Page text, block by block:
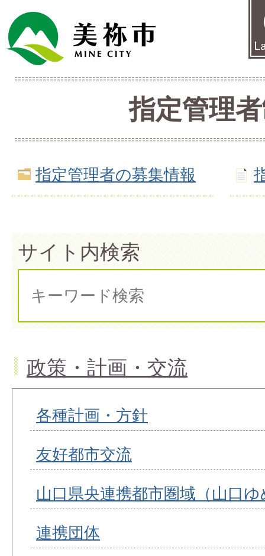
指定管理
指定管理者の募集情報
サイト内検索
政策・計画・交流
各種計画・方針
友好都市交流
山口県央連携都市圏域（山口
連携団体